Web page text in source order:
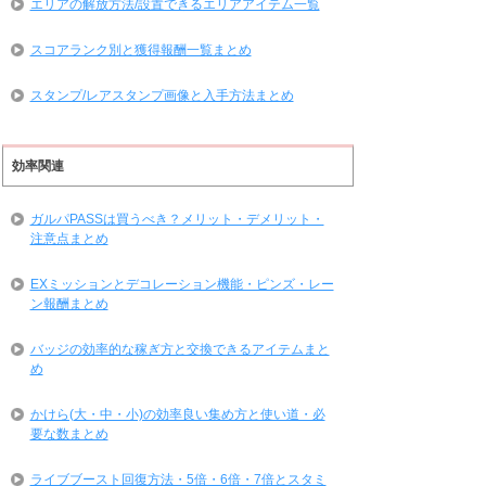
エリアの解放方法/設置できるエリアアイテム一覧
スコアランク別と獲得報酬一覧まとめ
スタンプ/レアスタンプ画像と入手方法まとめ
効率関連
ガルパPASSは買うべき？メリット・デメリット・
注意点まとめ
EXミッションとデコレーション機能・ピンズ・レー
ン報酬まとめ
バッジの効率的な稼ぎ方と交換できるアイテムまと
め
かけら(大・中・小)の効率良い集め方と使い道・必
要な数まとめ
ライブブースト回復方法・5倍・6倍・7倍とスタミ